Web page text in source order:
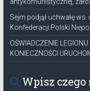
antykomunistycznej,
Sejm podjął uchwałę
Konfederacji Polski
OŚWIADCZENIE
KONIECZNOŚCI
Wpisz